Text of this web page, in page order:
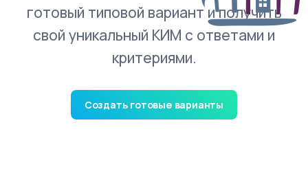
готовый типовой вариант и получить
свой уникальный КИМ с ответами и
критериями.
Создать готовые варианты